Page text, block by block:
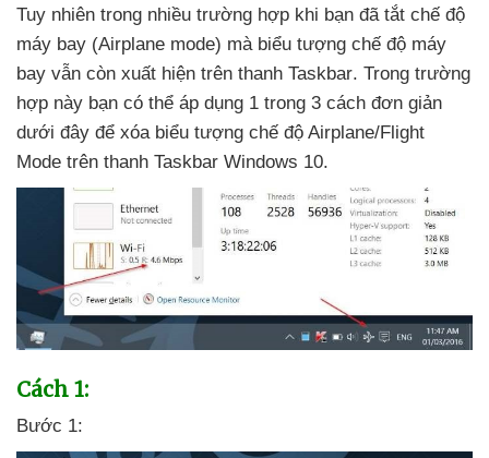
Tuy nhiên trong nhiều trường hợp khi bạn đã tắt chế độ
máy bay (Airplane mode) mà biểu tượng chế độ máy
bay vẫn còn xuất hiện trên thanh Taskbar. Trong trường
hợp này bạn có thể áp dụng 1 trong 3 cách đơn giản
dưới đây để xóa biểu tượng chế độ Airplane/Flight
Mode trên thanh Taskbar Windows 10.
Cách 1:
Bước 1: